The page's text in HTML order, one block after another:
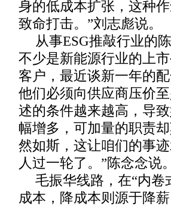
身的低成本扩张，这种
致命打击。”刘志彪说。
从事ESG推敲行业的
不少是新能源行业的上
客户，最近谈新一年的
他们必须向供应商压价
述的条件越来越高，导
幅增多，可加量的职责
然如斯，这让咱们的事
人过一轮了。”陈念念说。
毛振华线路，在“内
成本，降成本则源于降